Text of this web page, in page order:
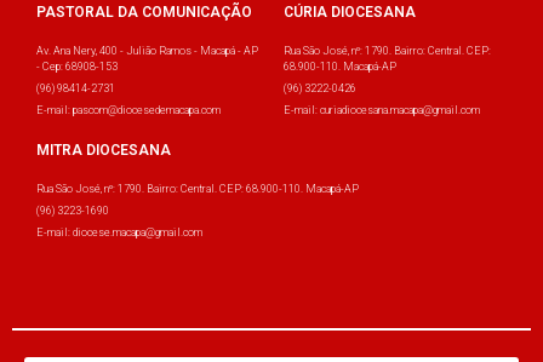
PASTORAL DA COMUNICAÇÃO
Av. Ana Nery, 400 - Julião Ramos - Macapá - AP
- Cep: 68908-153
(96) 98414-2731
E-mail: pascom@diocesedemacapa.com
CÚRIA DIOCESANA
Rua São José, nº: 1790. Bairro: Central. CEP:
68.900-110. Macapá-AP
(96) 3222-0426
E-mail: curiadiocesana.macapa@gmail.com
MITRA DIOCESANA
Rua São José, nº: 1790. Bairro: Central. CEP: 68.900-110. Macapá-AP
(96) 3223-1690
E-mail: diocese.macapa@gmail.com